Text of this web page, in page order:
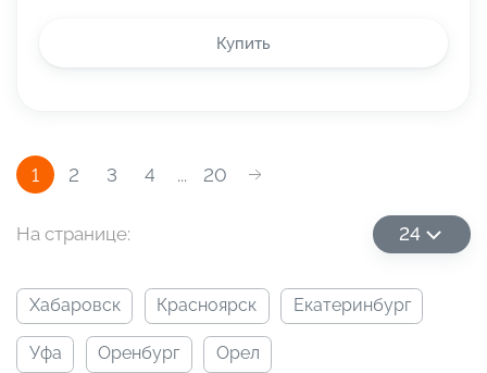
Купить
1 2 3 4 ... 20
На странице: 24
хабаровск красноярск екатеринбург
уфа оренбург орел